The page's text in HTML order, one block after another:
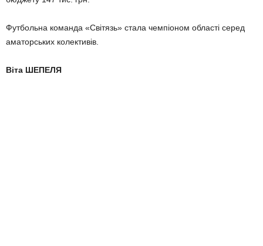
Футбольна команда «Світязь» стала чемпіоном області серед
аматорських колективів.
Віта ШЕПЕЛЯ